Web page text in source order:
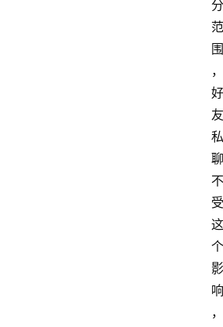
分
范
围
，
好
友
私
聊
不
受
这
个
影
响
，